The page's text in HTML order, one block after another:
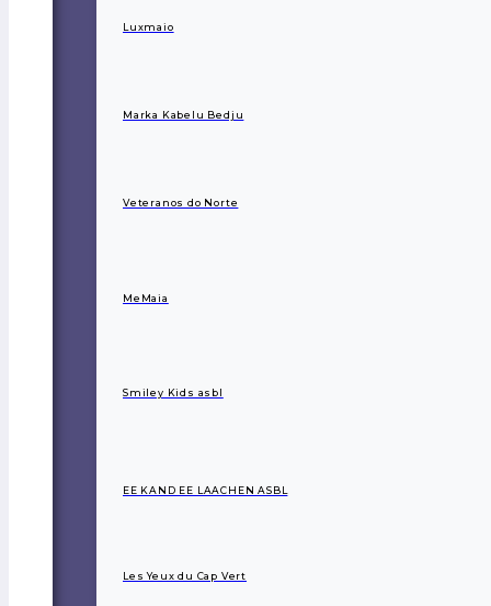
Luxmaio
Marka Kabelu Bedju
Veteranos do Norte
MeMaia
Smiley Kids asbl
EE KAND EE LAACHEN ASBL
Les Yeux du Cap Vert